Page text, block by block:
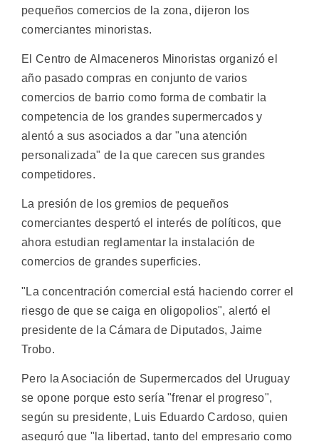
pequeños comercios de la zona, dijeron los
comerciantes minoristas.
El Centro de Almaceneros Minoristas organizó el
año pasado compras en conjunto de varios
comercios de barrio como forma de combatir la
competencia de los grandes supermercados y
alentó a sus asociados a dar "una atención
personalizada" de la que carecen sus grandes
competidores.
La presión de los gremios de pequeños
comerciantes despertó el interés de políticos, que
ahora estudian reglamentar la instalación de
comercios de grandes superficies.
"La concentración comercial está haciendo correr el
riesgo de que se caiga en oligopolios", alertó el
presidente de la Cámara de Diputados, Jaime
Trobo.
Pero la Asociación de Supermercados del Uruguay
se opone porque esto sería "frenar el progreso",
según su presidente, Luis Eduardo Cardoso, quien
aseguró que "la libertad, tanto del empresario como